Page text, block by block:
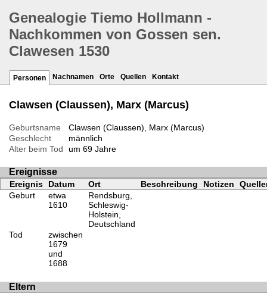
Genealogie Tiemo Hollmann -
Nachkommen von Gossen sen.
Clawesen 1530
Personen Nachnamen Orte Quellen Kontakt
Clawsen (Claussen), Marx (Marcus)
Geburtsname
Clawsen (Claussen), Marx (Marcus)
Geschlecht
männlich
Alter beim Tod
um 69 Jahre
Ereignisse
Ereignis Datum Ort Beschreibung Notizen
Geburt
etwa
1610
Rendsburg,
Schleswig-
Holstein,
Deutschland
Tod
zwischen
1679
und
1688
Eltern